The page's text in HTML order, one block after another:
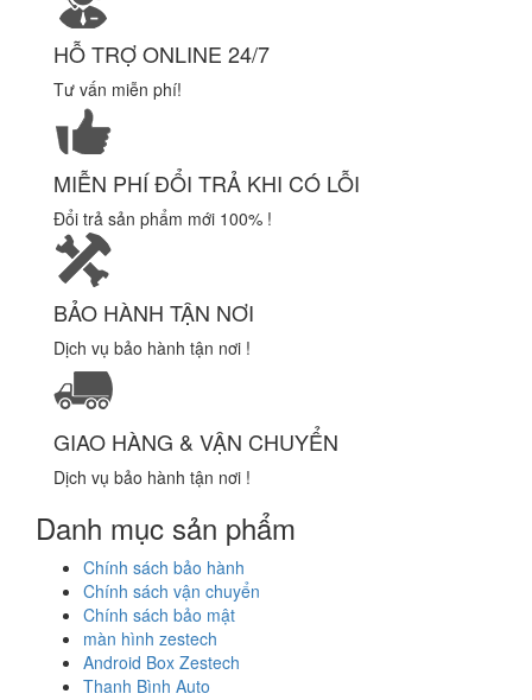
HỖ TRỢ ONLINE 24/7
Tư vấn miễn phí!
MIỄN PHÍ ĐỔI TRẢ KHI CÓ LỖI
Đổi trả sản phẩm mới 100% !
BẢO HÀNH TẬN NƠI
Dịch vụ bảo hành tận nơi !
GIAO HÀNG & VẬN CHUYỂN
Dịch vụ bảo hành tận nơi !
Danh mục sản phẩm
Chính sách bảo hành
Chính sách vận chuyển
Chính sách bảo mật
màn hình zestech
Android Box Zestech
Thanh Bình Auto